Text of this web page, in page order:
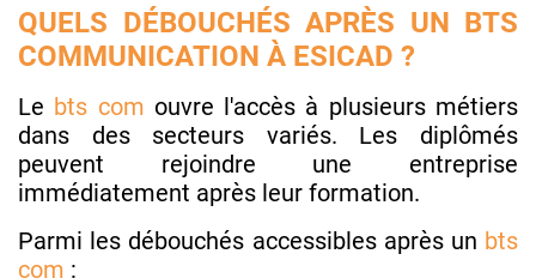
QUELS DÉBOUCHÉS APRÈS UN BTS
COMMUNICATION À ESICAD ?
Le bts com ouvre l'accès à plusieurs métiers
dans des secteurs variés. Les diplômés
peuvent rejoindre une entreprise
immédiatement après leur formation.
Parmi les débouchés accessibles après un bts
com :